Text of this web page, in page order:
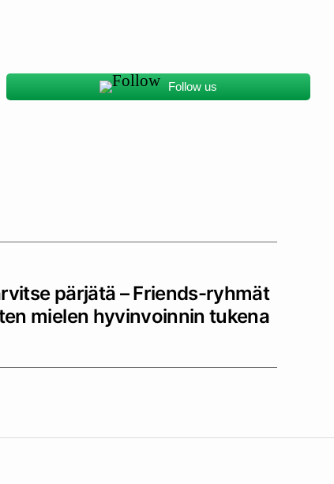
Follow us
pärjätä – Friends-ryhmät
mielen hyvinvoinnin tukena